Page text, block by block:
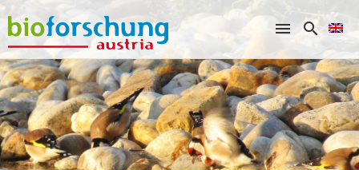
What are you looking for?